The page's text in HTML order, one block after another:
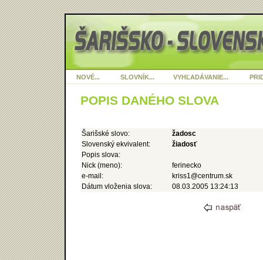
NOVÉ... SLOVNÍK... VYHĽADÁVANIE...
POPIS DANÉHO SLOVA
Šarišské slovo:
žadosc
Slovenský ekvivalent:
žiadosť
Popis slova:
Nick (meno):
ferinecko
e-mail:
kriss1@centrum.sk
Dátum vloženia slova:
08.03.2005 13:24:13